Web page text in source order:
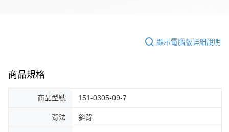
顯示電腦版詳細說明
商品規格
商品型號 151-0305-09-7
背法 斜背